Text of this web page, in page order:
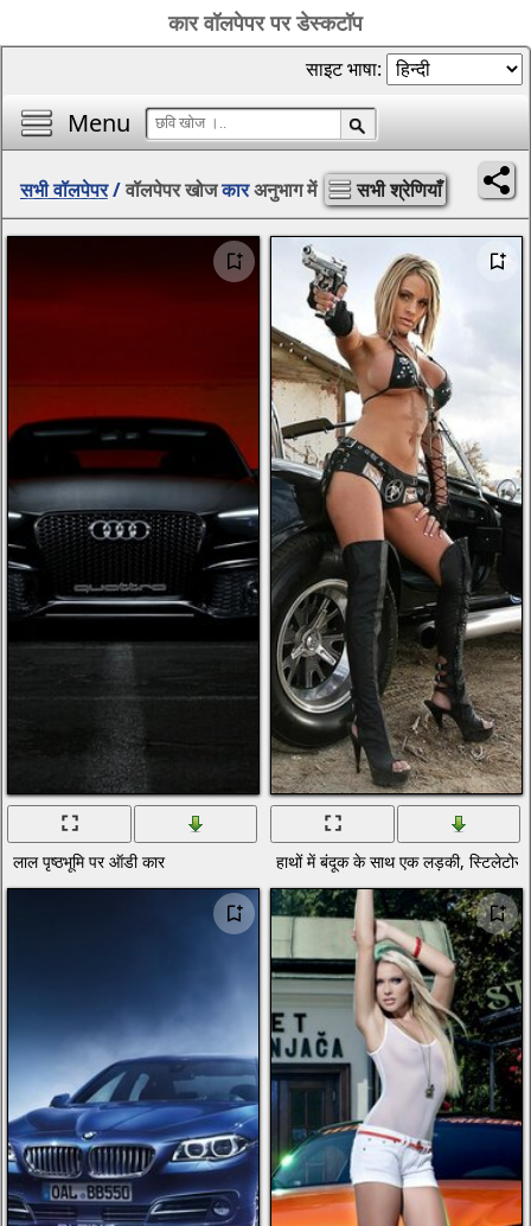
कार वॉलपेपर पर डेस्कटॉप
Menu
साइट भाषा:
सभी वॉलपेपर/वॉलपेपर खोजकारअनुभाग में सभी श्रेणियाँ
लाल पृष्ठभूमि पर ऑडी कार हाथों में बंदूक के साथ एक लड़की,